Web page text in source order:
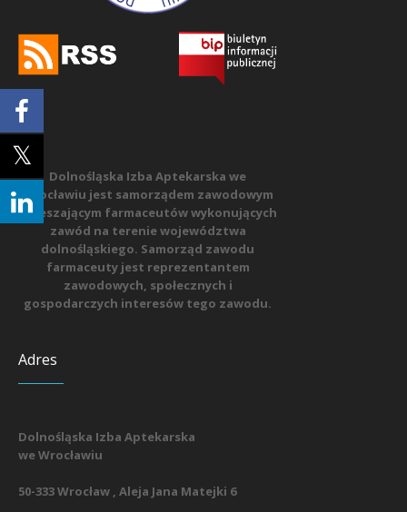
Dolnośląska Izba Aptekarska we
Wrocławiu jest samorządem zawodowym
zrzeszającym farmaceutów wykonujących
zawód na terenie województwa
dolnośląskiego. Samorząd zawodu
farmaceuty jest reprezentantem
zawodowych, społecznych i
gospodarczych interesów tego zawodu.
Adres
Dolnośląska Izba Aptekarska
we Wrocławiu
50-333 Wrocław , Aleja Jana Matejki 6